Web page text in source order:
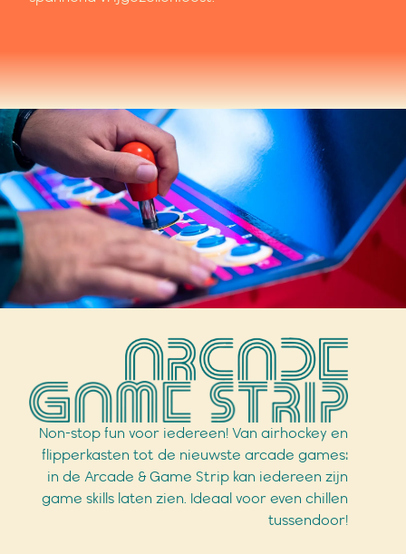
Non-stop fun voor iedereen! Van airhockey en
flipperkasten tot de nieuwste arcade games:
in de Arcade & Game Strip kan iedereen zijn
game skills laten zien. Ideaal voor even chillen
tussendoor!